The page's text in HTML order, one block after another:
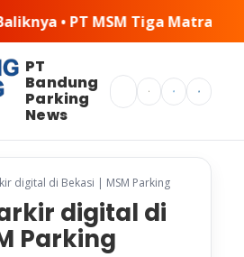
Dinamika
PT
Bandung
Parking
News
Search
digital di Bekasi | MSM Parking
digital di
Parking